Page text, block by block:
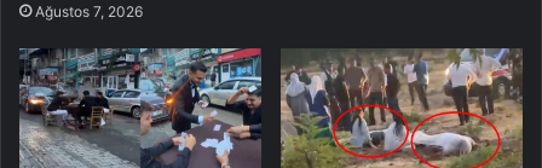
Ağustos 7, 2026